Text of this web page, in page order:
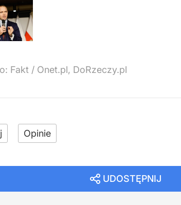
Fakt / Onet.pl, DoRzeczy.pl
Opinie
UDOSTĘPNIJ